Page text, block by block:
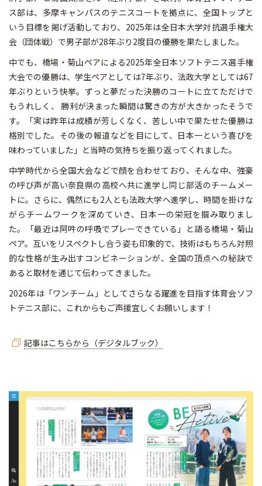
ス部は、多摩キャンパスのテニスコートを拠点に、全国トップと
いう目標を掲げ活動しており、2025年は全日本大学対抗選手権大
会（団体戦）で男子部が28年ぶり2度目の優勝を果たしました。
中でも、橋場・菊山ペアによる2025年全日本ソフトテニス選手権
大会での優勝は、学生ペアとしては7年ぶり、法政大学としては67
年ぶりという快挙。ずっと夢だった決勝のコートに立てただけで
もうれしく、 勝利が決まった瞬間は驚きの方が大きかったそうで
す。「実は昨年は成績が芳しくなく、苦しい中で果たせた優勝は
格別でした。その後の報道などを目にして、日本一という喜びを
味わっていました」と当時の気持ちを振り返ってくれました。
中学時代から全国大会などで顔を合わせており、そんな中、強豪
の呼び声が高い奈良県の高校へ共に進学し同じ部活のチームメー
トに。さらに、偶然にも2人とも法政大学へ進学し、時間を掛けな
がらチームワークを深めていき、日本一の栄冠を掴み取りまし
た。「最近は阿吽の呼吸でプレーできている」と語る橋場・菊山
ペア。互いをリスペクトし合う姿も印象的で、技術はもちろん対照
的な性格が生み出すコンビネーションが、全国の頂点への秘訣で
あると取材を通じて伝わってきました。
2026年は「ワンチーム」としてさらなる躍進を目指す体育会ソフ
トテニス部に、これからもご声援宜しくお願いします！
記事はこちらから（デジタルブック）